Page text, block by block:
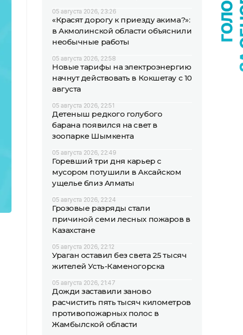
05 августа 2026, 23:26
«Красят дорогу к приезду акима?»:
в Акмолинской области объяснили
необычные работы
05 августа 2026, 22:58
Новые тарифы на электроэнергию
начнут действовать в Кокшетау с 10
августа
05 августа 2026, 22:51
Детеныш редкого голубого
барана появился на свет в
зоопарке Шымкента
05 августа 2026, 22:49
Горевший три дня карьер с
мусором потушили в Аксайском
ущелье близ Алматы
05 августа 2026, 22:24
Грозовые разряды стали
причиной семи лесных пожаров в
Казахстане
05 августа 2026, 22:12
Ураган оставил без света 25 тысяч
жителей Усть-Каменогорска
05 августа 2026, 21:47
Дожди заставили заново
расчистить пять тысяч километров
противопожарных полос в
Жамбылской области